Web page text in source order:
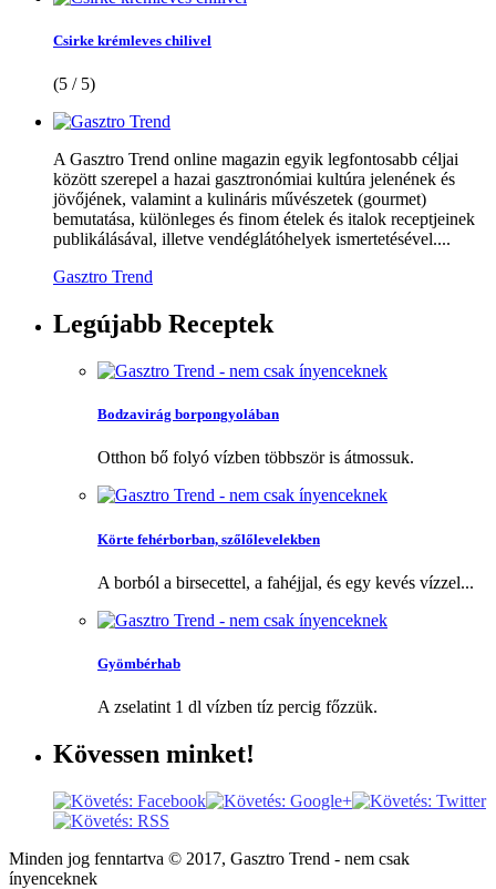
Csirke krémleves chilivel
(5 / 5)
A Gasztro Trend online magazin egyik legfontosabb céljai
között szerepel a hazai gasztronómiai kultúra jelenének és
jövőjének, valamint a kulináris művészetek (gourmet)
bemutatása, különleges és finom ételek és italok receptjeinek
publikálásával, illetve vendéglátóhelyek ismertetésével....
Gasztro Trend
Legújabb Receptek
Bodzavirág borpongyolában
Otthon bő folyó vízben többször is átmossuk.
Körte fehérborban, szőlőlevelekben
A borból a birsecettel, a fahéjjal, és egy kevés vízzel...
Gyömbérhab
A zselatint 1 dl vízben tíz percig főzzük.
Kövessen minket!
Minden jog fenntartva © 2017, Gasztro Trend - nem csak
ínyenceknek